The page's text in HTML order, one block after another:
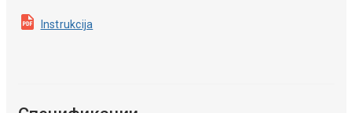
Instrukcija